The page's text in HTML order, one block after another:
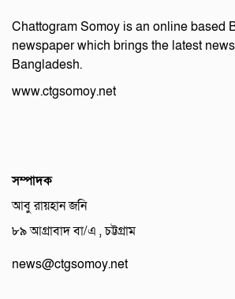
Chattogram Somoy is an online based
newspaper which brings the latest
Bangladesh.
www.ctgsomoy.net
সম্পাদক
আবু রায়হান জনি
৮৯ আগ্রাবাদ বা/এ , চট্টগ্রাম
news@ctgsomoy.net